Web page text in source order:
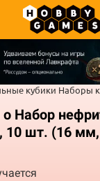
кубики Наборы
Набор
10 шт. (16